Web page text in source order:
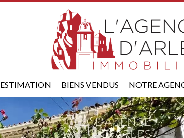
ESTIMATION BIENS VENDUS NOTRE